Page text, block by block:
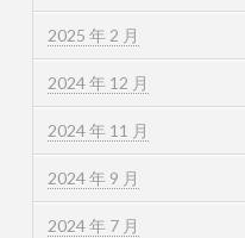
2025 年 2 月
2024 年 12 月
2024 年 11 月
2024 年 9 月
2024 年 7 月